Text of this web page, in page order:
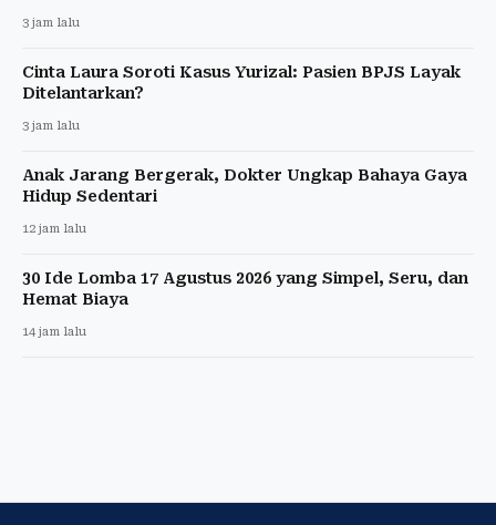
3 jam lalu
Cinta Laura Soroti Kasus Yurizal: Pasien BPJS Layak
Ditelantarkan?
3 jam lalu
Anak Jarang Bergerak, Dokter Ungkap Bahaya Gaya
Hidup Sedentari
12 jam lalu
30 Ide Lomba 17 Agustus 2026 yang Simpel, Seru, dan
Hemat Biaya
14 jam lalu